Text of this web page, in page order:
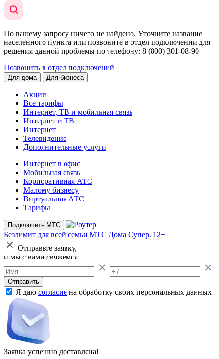
По вашему запросу ничего не найдено. Уточните название
населенного пункта или позвоните в отдел подключений для
решения данной проблемы по телефону: 8 (800) 301-08-90
Позвонить в отдел подключений
Для дома Для бизнеса
Акции
Все тарифы
Интернет, ТВ и мобильная связь
Интернет и ТВ
Интернет
Телевидение
Дополнительные услуги
Интернет в офис
Мобильная связь
Корпоративная АТС
Малому бизнесу
Виртуальная АТС
Тарифы
Подключить МТС
Безлимит для всей семьи МТС Дома Супер. 12+
Отправьте заявку,
и мы с вами свяжемся
Отправить
Я даю согласие на обработку своих персональных данных
Заявка успешно доставлена!